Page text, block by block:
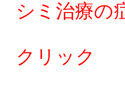
シミ治療の
クリック